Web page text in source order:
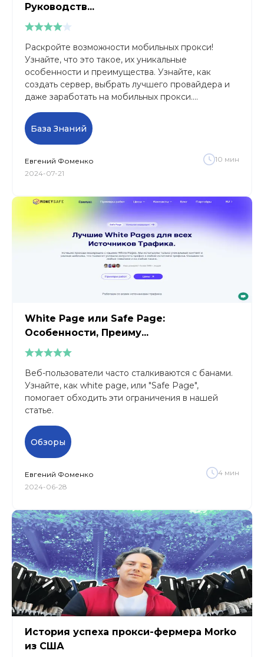
Руководств...
Раскройте возможности мобильных прокси!
Узнайте, что это такое, их уникальные
особенности и преимущества. Узнайте, как
создать сервер, выбрать лучшего провайдера и
даже заработать на мобильных прокси....
База Знаний
Евгений Фоменко
2024-07-21
10 мин
White Page или Safe Page:
Особенности, Преиму...
Веб-пользователи часто сталкиваются с банами.
Узнайте, как white page, или "Safe Page",
помогает обходить эти ограничения в нашей
статье.
Обзоры
Евгений Фоменко
2024-06-28
4 мин
История успеха прокси-фермера Morko
из США